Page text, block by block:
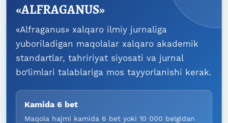
«ALFRAGANUS»
«Alfraganus» xalqaro ilmiy jurnaliga
yuboriladigan maqolalar xalqaro akademik
standartlar, tahririyat siyosati va jurnal
bo‘limlari talablariga mos tayyorlanishi kerak.
Kamida 6 bet
Maqola hajmi kamida 6 bet yoki 10 000 belgidan